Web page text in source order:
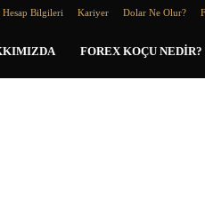
Hesap Bilgileri Kariyer Dolar Ne Olur?
FOREX KOÇU NEDIR?